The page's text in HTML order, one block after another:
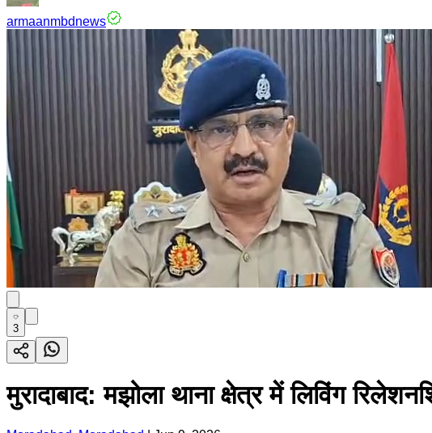
armaanmbdnews
3
मुरादाबाद: मझोला थाना क्षेत्र में लिविंग